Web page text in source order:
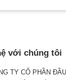
với chúng tôi
TY CỔ PHẦN